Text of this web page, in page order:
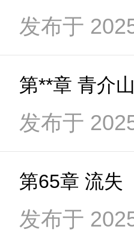
发布于
第**章 青介山
发布于
第65章 流失
发布于